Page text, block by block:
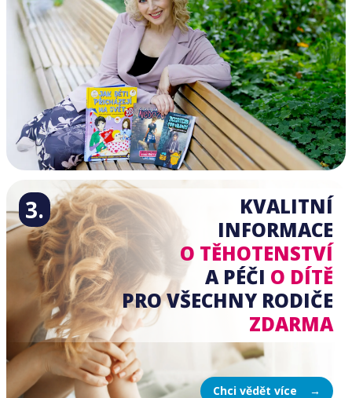
3.
KVALITNÍ
INFORMACE
O TĚHOTENSTVÍ
A PÉČI O DÍTĚ
PRO VŠECHNY RODIČE
ZDARMA
Chci vědět více